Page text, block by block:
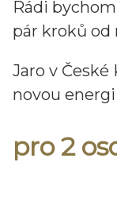
Rádi
pár kroků od
Jaro v
novou
pro 2